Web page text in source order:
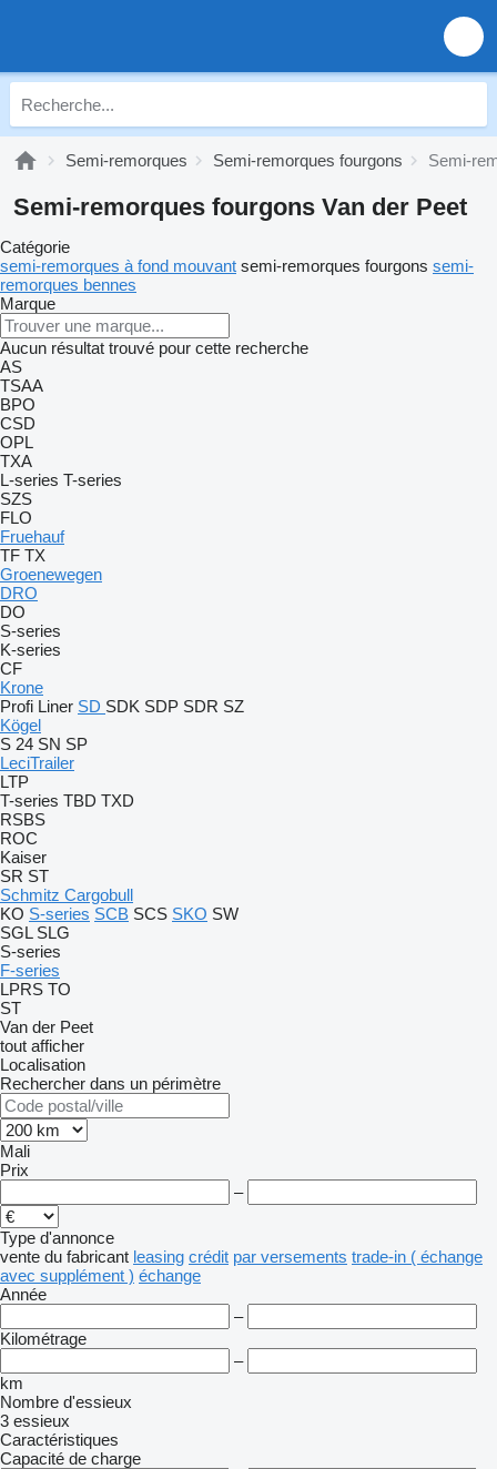
Semi-remorques Semi-remorques fourgons Semi-
Semi-remorques fourgons Van der Peet
Catégorie
semi-remorques à fond mouvant semi-remorques fourgons semi-
remorques bennes
Marque
Aucun résultat trouvé pour cette recherche
AS
TSAA
BPO
CSD
OPL
TXA
L-series T-series
SZS
FLO
Fruehauf
TF TX
Groenewegen
DRO
DO
S-series
K-series
CF
Krone
Profi Liner SD SDK SDP SDR SZ
Kögel
S 24 SN SP
LeciTrailer
LTP
T-series TBD TXD
RSBS
ROC
Kaiser
SR ST
Schmitz Cargobull
KO S-series SCB SCS SKO SW
SGL SLG
S-series
F-series
LPRS TO
ST
Van der Peet
tout afficher
Localisation
Rechercher dans un périmètre
Mali
Prix
–
Type d'annonce
vente du fabricant leasing crédit par versements trade-in ( échange
avec supplément ) échange
Année
–
Kilométrage
–
km
Nombre d'essieux
3 essieux
Caractéristiques
Capacité de charge